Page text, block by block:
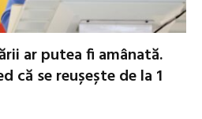
ar putea fi amânată.
că se reușește de la 1